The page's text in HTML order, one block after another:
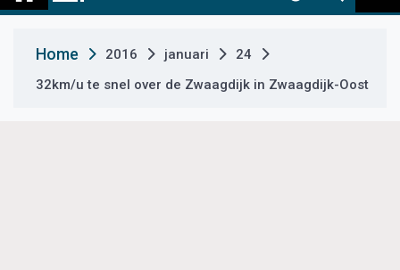
t
Home 2016 januari
24
32km/u te snel over de Zwaagdijk in Zwaagdijk-Oost